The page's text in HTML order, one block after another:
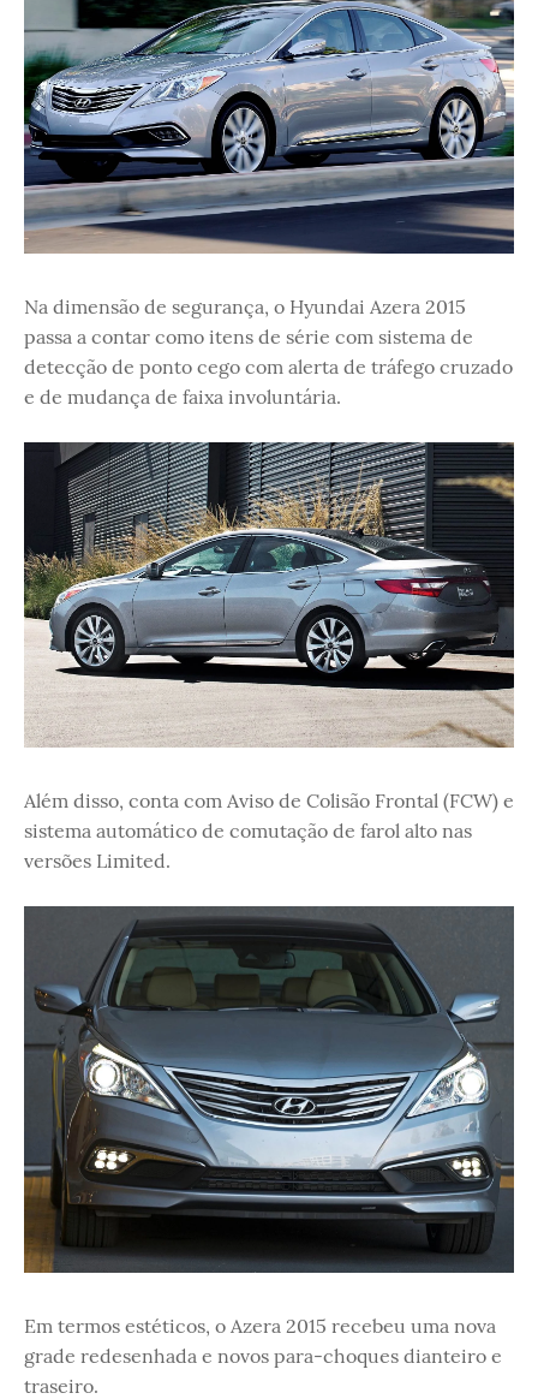
Na dimensão de segurança, o Hyundai Azera 2015
passa a contar como itens de série com sistema de
detecção de ponto cego com alerta de tráfego cruzado
e de mudança de faixa involuntária.
Além disso, conta com Aviso de Colisão Frontal (FCW) e
sistema automático de comutação de farol alto nas
versões Limited.
Em termos estéticos, o Azera 2015 recebeu uma nova
grade redesenhada e novos para-choques dianteiro e
traseiro.